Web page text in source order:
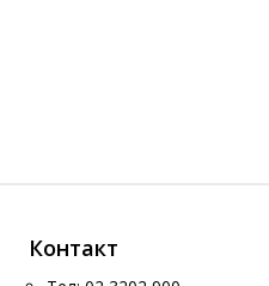
Контакт